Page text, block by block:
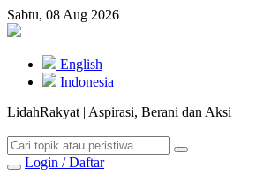
Sabtu, 08 Aug 2026
English
Indonesia
LidahRakyat | Aspirasi, Berani dan Aksi
Login / Daftar